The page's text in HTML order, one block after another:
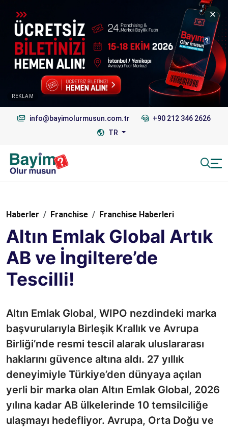
REKLAM
info@bayimolurmusun.com.tr
+90 212 346 2626
TR
Haberler Franchise Franchise Haberleri
Altın Emlak Global Artık
AB ve İngiltere’de
Tescilli!
Altın Emlak Global, WIPO nezdindeki marka
başvurularıyla Birleşik Krallık ve Avrupa
Birliği’nde resmi tescil alarak uluslararası
haklarını güvence altına aldı. 27 yıllık
deneyimiyle Türkiye’den dünyaya açılan
yerli bir marka olan Altın Emlak Global, 2026
yılına kadar AB ülkelerinde 10 temsilciliğe
ulaşmayı hedefliyor. Avrupa, Orta Doğu ve